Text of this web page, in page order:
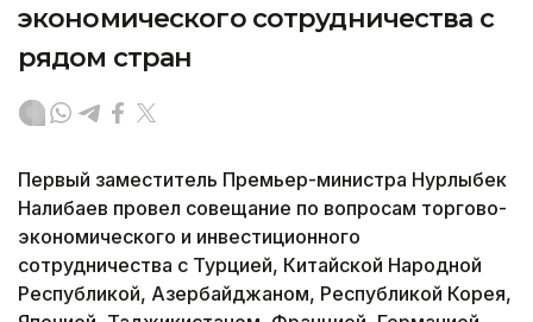
экономического сотрудничества с
рядом стран
Первый заместитель Премьер-министра Нурлыбек
Налибаев провел совещание по вопросам торгово-
экономического и инвестиционного
сотрудничества с Турцией, Китайской Народной
Республикой, Азербайджаном, Республикой Корея,